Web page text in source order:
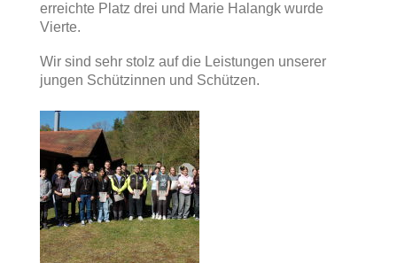
erreichte Platz drei und Marie Halangk wurde
Vierte.
Wir sind sehr stolz auf die Leistungen unserer
jungen Schützinnen und Schützen.